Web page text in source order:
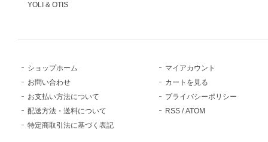
YOLI & OTIS
ショップホーム
お問い合わせ
お支払い方法について
配送方法・送料について
特定商取引法に基づく表記
マイアカウント
カートを見る
プライバシーポリシー
RSS /ATOM